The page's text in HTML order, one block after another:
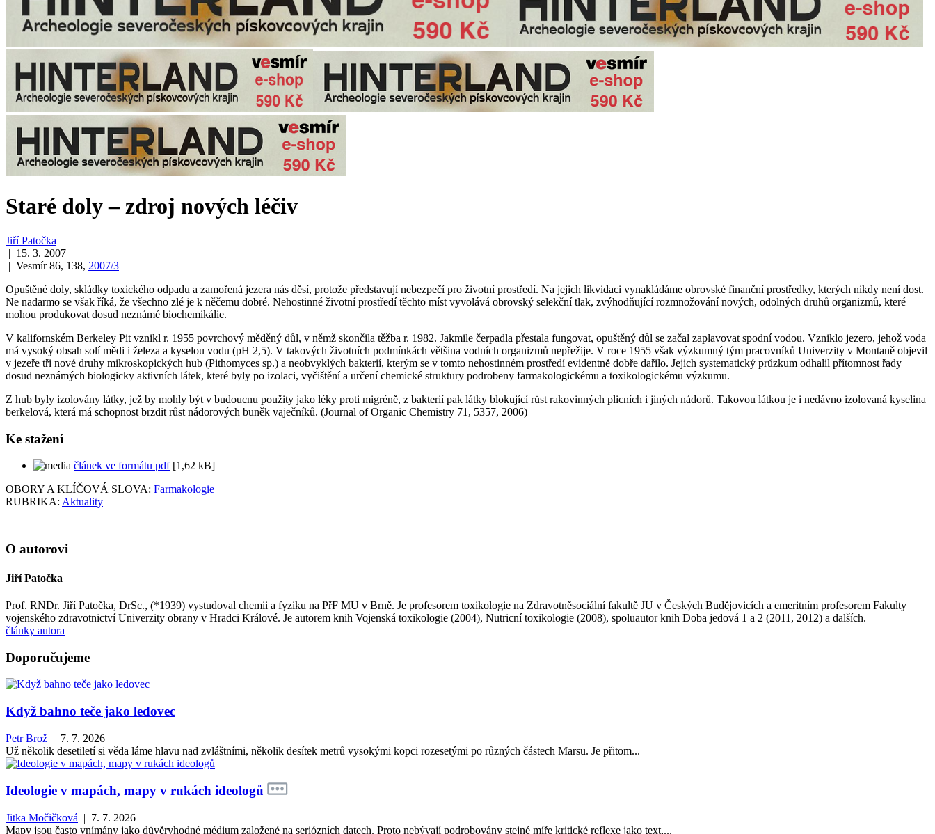
Staré doly – zdroj nových léčiv
Jiří Patočka
| 15. 3. 2007
| Vesmír 86, 138, 2007/3
Opuštěné doly, skládky toxického odpadu a zamořená jezera nás děsí, protože představují nebezpečí pro životní prostředí. Na jejich likvidaci vynakládáme obrovské finanční prostředky, kterých nikdy není dost.
Ne nadarmo se však říká, že všechno zlé je k něčemu dobré. Nehostinné životní prostředí těchto míst vyvolává obrovský selekční tlak, zvýhodňující rozmnožování nových, odolných druhů organizmů, které
mohou produkovat dosud neznámé biochemikálie.
V kalifornském Berkeley Pit vznikl r. 1955 povrchový měděný důl, v němž skončila těžba r. 1982. Jakmile čerpadla přestala fungovat, opuštěný důl se začal zaplavovat spodní vodou. Vzniklo jezero, jehož voda
má vysoký obsah solí mědi i železa a kyselou vodu (pH 2,5). V takových životních podmínkách většina vodních organizmů nepřežije. V roce 1955 však výzkumný tým pracovníků Univerzity v Montaně objevil
v jezeře tři nové druhy mikroskopických hub (Pithomyces sp.) a neobvyklých bakterií, kterým se v tomto nehostinném prostředí evidentně dobře dařilo. Jejich systematický průzkum odhalil přítomnost řady
dosud neznámých biologicky aktivních látek, které byly po izolaci, vyčištění a určení chemické struktury podrobeny farmakologickému a toxikologickému výzkumu.
Z hub byly izolovány látky, jež by mohly být v budoucnu použity jako léky proti migréně, z bakterií pak látky blokující růst rakovinných plicních i jiných nádorů. Takovou látkou je i nedávno izolovaná kyselina
berkelová, která má schopnost brzdit růst nádorových buněk vaječníků. (Journal of Organic Chemistry 71, 5357, 2006)
Ke stažení
článek ve formátu pdf[1,62 kB]
OBORY A KLÍČOVÁ SLOVA: Farmakologie
RUBRIKA: Aktuality
O autorovi
Jiří Patočka
Prof. RNDr. Jiří Patočka, DrSc., (*1939) vystudoval chemii a fyziku na PřF MU v Brně. Je profesorem toxikologie na Zdravotněsociální fakultě JU v Českých Budějovicích a emeritním profesorem Fakulty
vojenského zdravotnictví Univerzity obrany v Hradci Králové. Je autorem knih Vojenská toxikologie (2004), Nutricní toxikologie (2008), spoluautor knih Doba jedová 1 a 2 (2011, 2012) a dalších.
články autora
Doporučujeme
Když bahno teče jako ledovec
Petr Brož | 7. 7. 2026
Už několik desetiletí si věda láme hlavu nad zvláštními, několik desítek metrů vysokými kopci rozesetými po různých částech Marsu. Je přitom...
Ideologie v mapách, mapy v rukách ideologů
Jitka Močičková | 7. 7. 2026
Mapy jsou často vnímány jako důvěryhodné médium založené na seriózních datech. Proto nebývají podrobovány stejné míře kritické reflexe jako text,...